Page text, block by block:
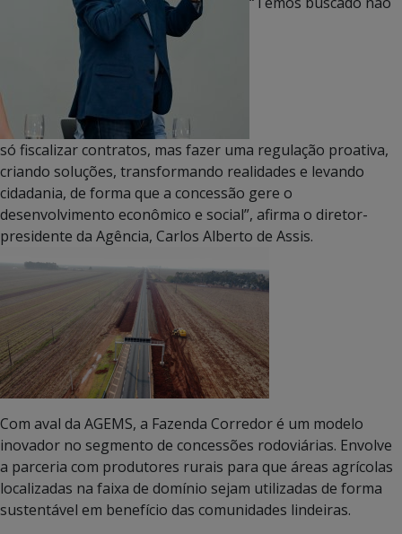
só fiscalizar contratos, mas fazer uma regulação proativa,
criando soluções, transformando realidades e levando
cidadania, de forma que a concessão gere o
desenvolvimento econômico e social”, afirma o diretor-
presidente da Agência, Carlos Alberto de Assis.
Com aval da AGEMS, a Fazenda Corredor é um modelo
inovador no segmento de concessões rodoviárias. Envolve
a parceria com produtores rurais para que áreas agrícolas
localizadas na faixa de domínio sejam utilizadas de forma
sustentável em benefício das comunidades lindeiras.